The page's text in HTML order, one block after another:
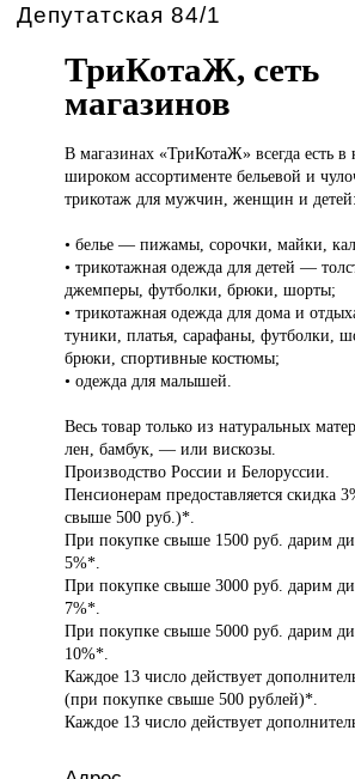
Депутатская 84/1
ТриКотаЖ, сеть
магазинов
В магазинах«ТриКотаЖ» всегда есть в
широком ассортименте бельевой и
трикотаж для мужчин, женщин и детей:
• белье — пижамы, сорочки, майки,
• трикотажная одежда для детей —
джемперы, футболки, брюки, шорты;
• трикотажная одежда для дома и
туники, платья, сарафаны, футболки,
брюки, спортивные костюмы;
• одежда для малышей.
Весь товар только из натуральных
лен, бамбук, — или вискозы.
Производство России и Белоруссии.
Пенсионерам предоставляется скидка
свыше 500 руб.)*.
При покупке свыше 1500 руб. дарим
5%*.
При покупке свыше 3000 руб. дарим
7%*.
При покупке свыше 5000 руб. дарим
10%*.
Каждое 13 число действует
(при покупке свыше 500 рублей)*.
Каждое 13 число действует